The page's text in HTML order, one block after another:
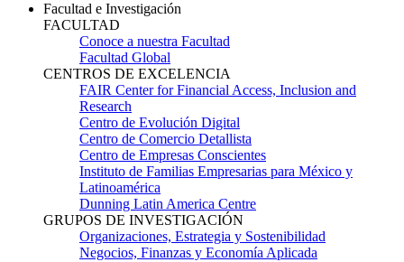
Facultad e Investigación
FACULTAD
Conoce a nuestra Facultad
Facultad Global
CENTROS DE EXCELENCIA
FAIR Center for Financial Access, Inclusion and
Research
Centro de Evolución Digital
Centro de Comercio Detallista
Centro de Empresas Conscientes
Instituto de Familias Empresarias para México y
Latinoamérica
Dunning Latin America Centre
GRUPOS DE INVESTIGACIÓN
Organizaciones, Estrategia y Sostenibilidad
Negocios, Finanzas y Economía Aplicada